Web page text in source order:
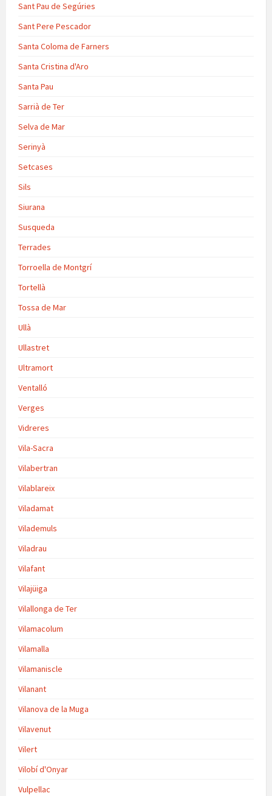
Sant Pau de Segúries
Sant Pere Pescador
Santa Coloma de Farners
Santa Cristina d'Aro
Santa Pau
Sarrià de Ter
Selva de Mar
Serinyà
Setcases
Sils
Siurana
Susqueda
Terrades
Torroella de Montgrí
Tortellà
Tossa de Mar
Ullà
Ullastret
Ultramort
Ventalló
Verges
Vidreres
Vila-Sacra
Vilabertran
Vilablareix
Viladamat
Vilademuls
Viladrau
Vilafant
Vilajüiga
Vilallonga de Ter
Vilamacolum
Vilamalla
Vilamaniscle
Vilanant
Vilanova de la Muga
Vilavenut
Vilert
Vilobí d'Onyar
Vulpellac